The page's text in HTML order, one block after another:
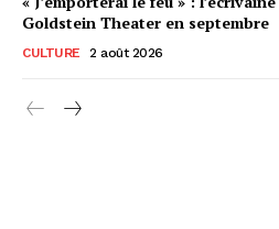
Goldstein Theater en septembre
CULTURE 2 août 2026